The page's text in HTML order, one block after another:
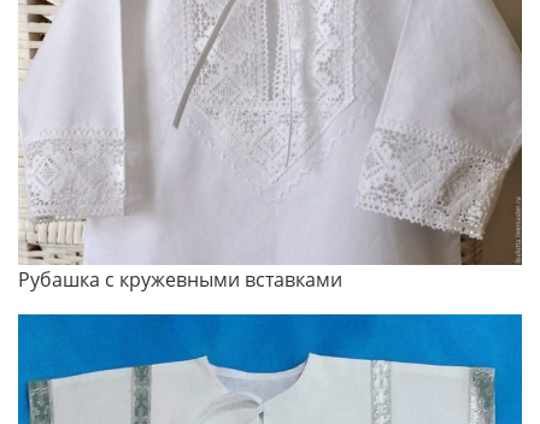
Рубашка с кружевными вставками